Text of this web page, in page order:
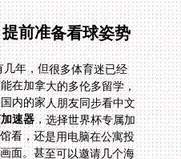
前准备看球姿势
年，但很多体育迷已经
在加拿大的多伦多留学，
内的家人朋友同步看中文
速器，选择世界杯专属加
速专线，无论是用手机在咖啡馆看，还是用电脑在公寓投
屏，都能享受到零延迟的高清画面。甚至可以邀请几个海
外的华人朋友一起，用不同设备同时连接，一边看球一边